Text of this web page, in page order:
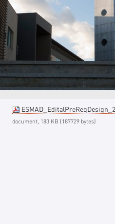
document, 183 KB (187729 bytes)